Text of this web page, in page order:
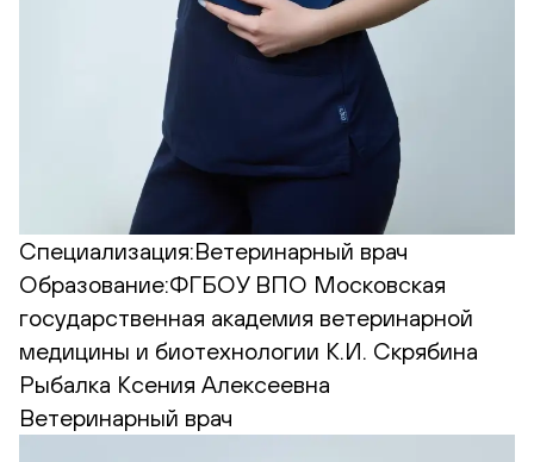
Специализация:Ветеринарный врач
Образование:ФГБОУ ВПО Московская
государственная академия ветеринарной
медицины и биотехнологии К.И. Скрябина
Рыбалка Ксения Алексеевна
Ветеринарный врач